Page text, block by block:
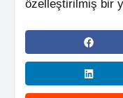
özelleştirilmiş bir